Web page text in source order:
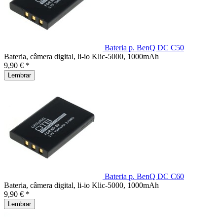
Bateria p. BenQ DC C50
Bateria, câmera digital, li-io Klic-5000, 1000mAh
9,90 € *
Lembrar
Bateria p. BenQ DC C60
Bateria, câmera digital, li-io Klic-5000, 1000mAh
9,90 € *
Lembrar